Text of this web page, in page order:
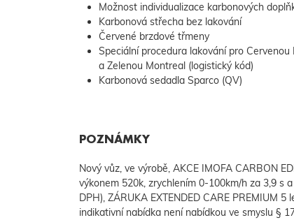
Možnost individualizace karbonových
Karbonová střecha bez lakování
Červené brzdové třmeny
Speciální procedura lakování pro Cervenou
a Zelenou Montreal (logistický kód)
Karbonová sedadla Sparco (QV)
POZNÁMKY
Nový vůz, ve výrobě, AKCE IMOFA CARBON
výkonem 520k, zrychlením 0-100km/h za 3,9 s
DPH), ZÁRUKA EXTENDED CARE PREMIUM
indikativní nabídka není nabídkou ve smyslu §